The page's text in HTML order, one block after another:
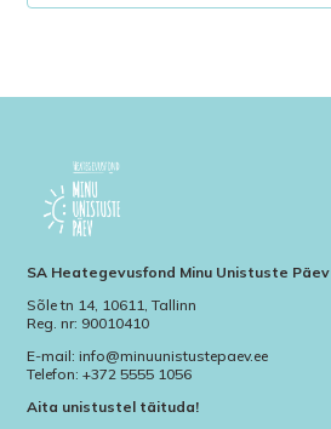
SA Heategevusfond Minu Unistuste Päev
Sõle tn 14, 10611, Tallinn
Reg. nr: 90010410
E-mail: info@minuunistustepaev.ee
Telefon: +372 5555 1056
Aita unistustel täituda!